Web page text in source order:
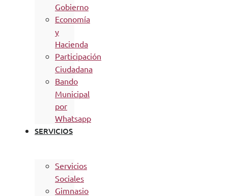
Gobierno
Economía
y
Hacienda
Participación
Ciudadana
Bando
Municipal
por
Whatsapp
SERVICIOS
Servicios
Sociales
Gimnasio